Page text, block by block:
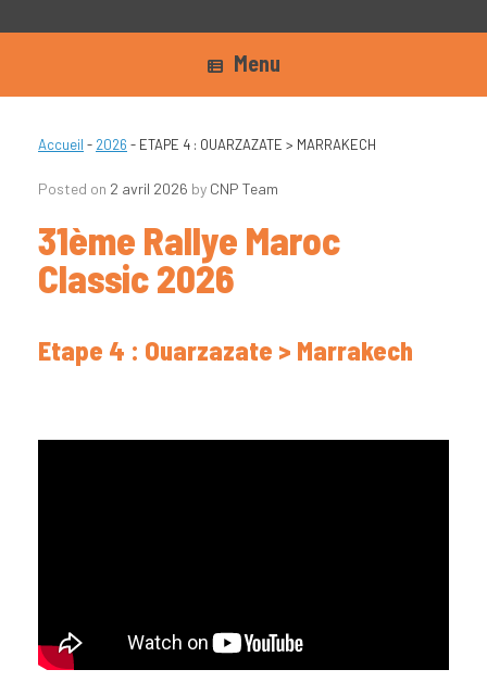
Menu
Accueil - 2026 - ETAPE 4 : OUARZAZATE > MARRAKECH
Posted on 2 avril 2026 by CNP Team
31ème Rallye Maroc
Classic 2026
Etape 4 : Ouarzazate > Marrakech